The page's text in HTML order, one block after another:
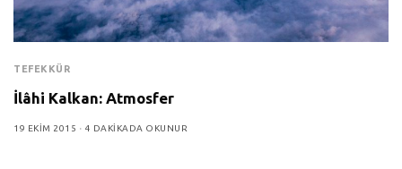
TEFEKKÜR
İlâhi Kalkan: Atmosfer
19 EKIM 2015 4 DAKIKADA OKUNUR